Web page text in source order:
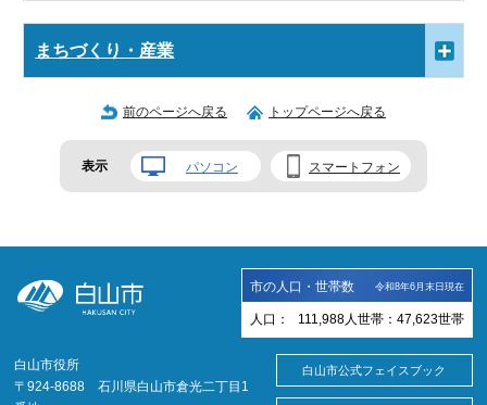
まちづくり・産業
前のページへ戻る トップページへ戻る
表示 パソコン スマートフォン
市の人口・世帯数 令和8年6月末日現在
人口： 111,988 人 世帯： 47,623世帯
白山市役所
〒924-8688 石川県白山市倉光二丁目1
白山市公式フェイスブック